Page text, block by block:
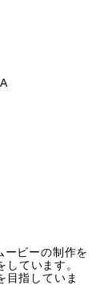
ビーの制作を
ています。
目指していま